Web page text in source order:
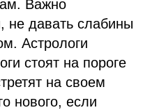
Важно
не давать слабины
Астрологи
стоят на пороге
на своем
нового, если